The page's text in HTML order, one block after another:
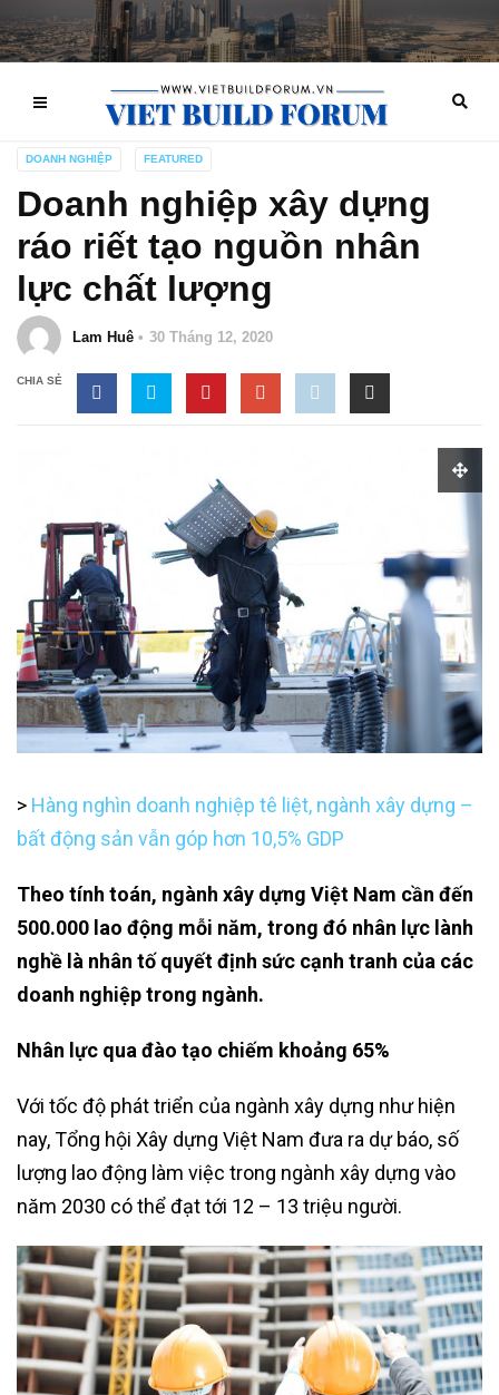
DOANH NGHIỆP FEATURED
Doanh nghiệp xây dựng
ráo riết tạo nguồn nhân
lực chất lượng
Lam Huê 30 Tháng 12, 2020
CHIA SẺ
> Hàng nghìn doanh nghiệp tê liệt, ngành xây dựng –
bất động sản vẫn góp hơn 10,5% GDP
Theo tính toán, ngành xây dựng Việt Nam cần đến
500.000 lao động mỗi năm, trong đó nhân lực lành
nghề là nhân tố quyết định sức cạnh tranh của các
doanh nghiệp trong ngành.
Nhân lực qua đào tạo chiếm khoảng 65%
Với tốc độ phát triển của ngành xây dựng như hiện
nay, Tổng hội Xây dựng Việt Nam đưa ra dự báo, số
lượng lao động làm việc trong ngành xây dựng vào
năm 2030 có thể đạt tới 12 – 13 triệu người.